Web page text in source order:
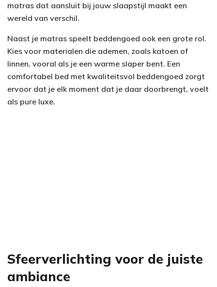
matras dat aansluit bij jouw slaapstijl maakt een
wereld van verschil.
Naast je matras speelt beddengoed ook een grote rol.
Kies voor materialen die ademen, zoals katoen of
linnen, vooral als je een warme slaper bent. Een
comfortabel bed met kwaliteitsvol beddengoed zorgt
ervoor dat je elk moment dat je daar doorbrengt, voelt
als pure luxe.
Sfeerverlichting voor de juiste
ambiance